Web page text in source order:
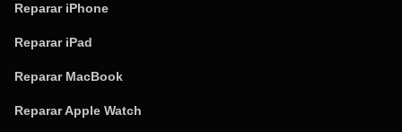
Reparar iPhone
Reparar iPad
Reparar MacBook
Reparar Apple Watch